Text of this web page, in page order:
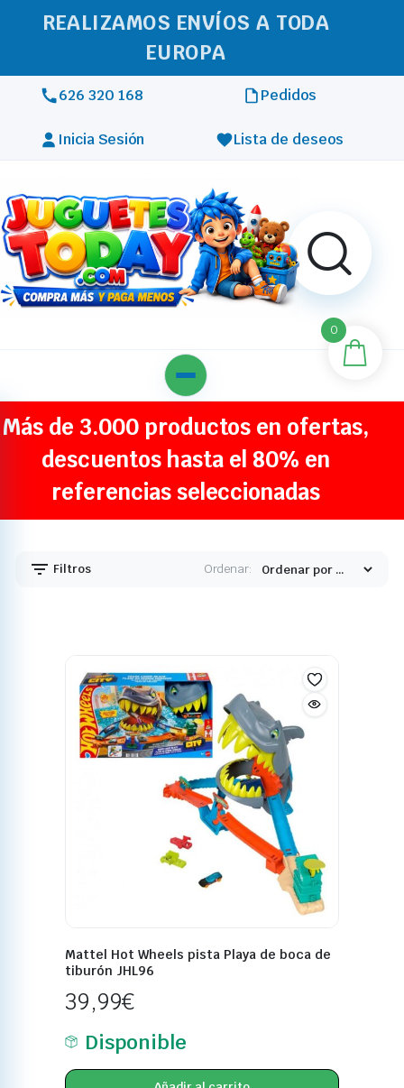
REALIZAMOS ENVÍOS A TODA
EUROPA
626 320 168 Pedidos
Inicia Sesión Lista de deseos
Más de 3.000 productos en ofertas,
descuentos hasta el 80% en
referencias seleccionadas
Filtros Ordenar:
Mattel Hot Wheels pista Playa de boca de
tiburón JHL96
39,99€
Disponible
0